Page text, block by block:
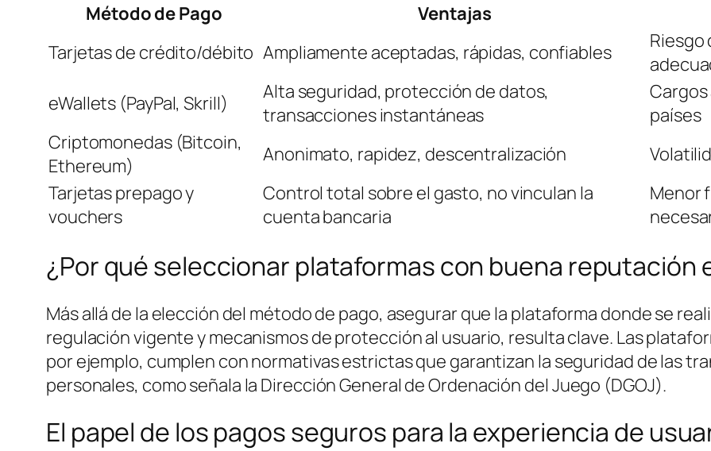
Método de Pago
Ventajas
Tarjetas de crédito/débito Ampliamente aceptadas, rápidas, confiables
Riesgo
eWallets (PayPal, Skrill)
Alta seguridad, protección de datos,
transacciones instantáneas
países
Criptomonedas (Bitcoin,
Ethereum)
Anonimato, rapidez, descentralización
Tarjetas prepago y
vouchers
Control total sobre el gasto, no vinculan la
cuenta bancaria
Menor
¿Por qué seleccionar plataformas con buena reputación
Más allá de la elección del método de pago, asegurar que la plataforma donde se
regulación vigente y mecanismos de protección al usuario, resulta clave. Las
por ejemplo, cumplen con normativas estrictas que garantizan la seguridad de las
personales, como señala la Dirección General de Ordenación del Juego (DGOJ).
El papel de los pagos seguros para la experiencia de